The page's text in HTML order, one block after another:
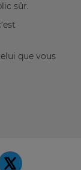
sûr.
que vous